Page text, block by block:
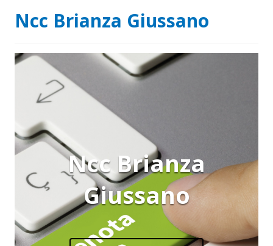
Ncc Brianza Giussano
Ncc Brianza
Giussano